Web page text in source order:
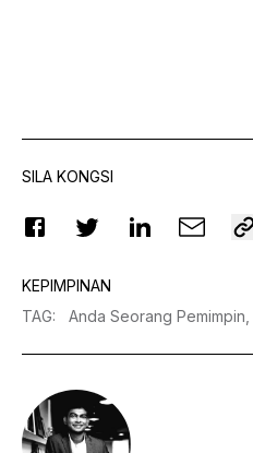
SILA KONGSI
KEPIMPINAN
TAG: Anda Seorang Pemimpin,